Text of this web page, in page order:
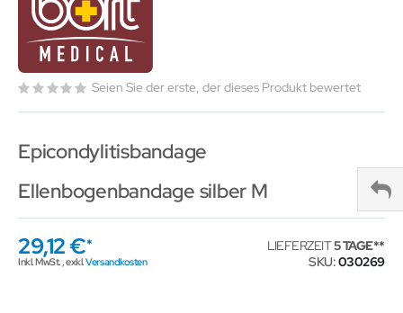
Seien Sie der erste, der dieses Produkt bewertet
Epicondylitisbandage
Ellenbogenbandage silber M
29,12 €
Inkl. MwSt.,exkl.Versandkosten
LIEFERZEIT5 TAGE
SKU 030269